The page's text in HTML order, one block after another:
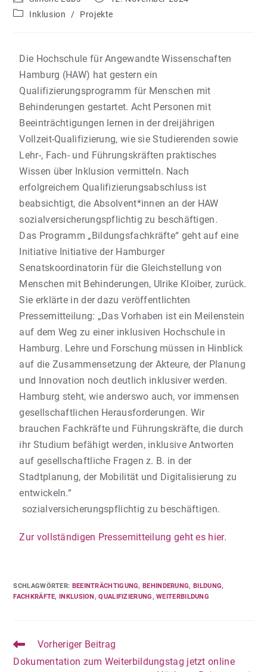
Inklusion
/ Projekte
Die Hochschule für Angewandte Wissenschaften
Hamburg (HAW) hat gestern ein
Qualifizierungsprogramm für Menschen mit
Behinderungen gestartet. Acht Personen mit
Beeinträchtigungen lernen in der dreijährigen
Vollzeit-Qualifizierung, wie sie Studierenden sowie
Lehr-, Fach- und Führungskräften praktisches
Wissen über Inklusion vermitteln. Nach
erfolgreichem Qualifizierungsabschluss ist
beabsichtigt, die Absolvent*innen an der HAW
sozialversicherungspflichtig zu beschäftigen.
Das Programm „Bildungsfachkräfte“ geht auf eine
Initiative Initiative der Hamburger
Senatskoordinatorin für die Gleichstellung von
Menschen mit Behinderungen, Ulrike Kloiber, zurück.
Sie erklärte in der dazu veröffentlichten
Pressemitteilung: „Das Vorhaben ist ein Meilenstein
auf dem Weg zu einer inklusiven Hochschule in
Hamburg. Lehre und Forschung müssen in Hinblick
auf die Zusammensetzung der Akteure, der Planung
und Innovation noch deutlich inklusiver werden.
Hamburg steht, wie anderswo auch, vor immensen
gesellschaftlichen Herausforderungen. Wir
brauchen Fachkräfte und Führungskräfte, die durch
ihr Studium befähigt werden, inklusive Antworten
auf gesellschaftliche Fragen z. B. in der
Stadtplanung, der Mobilität und Digitalisierung zu
entwickeln.“
sozialversicherungspflichtig zu beschäftigen.
Zur vollständigen Pressemitteilung geht es hier.
SCHLAGWÖRTER: BEEINTRÄCHTIGUNG, BEHINDERUNG, BILDUNG,
FACHKRÄFTE, INKLUSION, QUALIFIZIERUNG, WEITERBILDUNG
Vorheriger Beitrag
Dokumentation zum Weiterbildungstag jetzt online